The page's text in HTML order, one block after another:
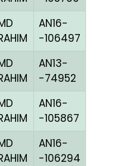
AN16-
-106497
AN13-
-74952
AN16-
-105867
AN16-
-106294